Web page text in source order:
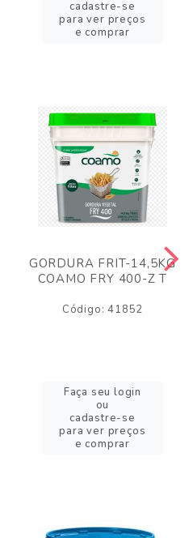
cadastre-se
para ver preços
e comprar
GORDURA FRIT-14,5KG
COAMO FRY 400-Z T
Código: 41852
Faça seu login
ou
cadastre-se
para ver preços
e comprar